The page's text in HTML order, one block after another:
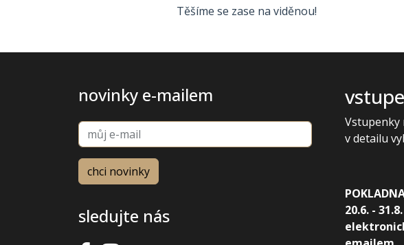
Těšíme se zase na viděnou!
novinky e-mailem
sledujte nás
Vstupenky
v detailu
20.6. -